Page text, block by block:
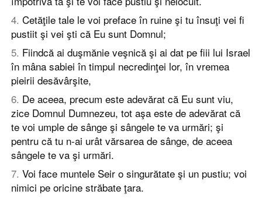
4. Cetăţile tale le voi preface în ruine şi tu însuţi vei fi
pustiit şi vei şti că Eu sunt Domnul;
5. Fiindcă ai duşmănie veşnică şi ai dat pe fiii lui Israel
în mâna sabiei în timpul necredinţei lor, în vremea
pieirii desăvârşite,
6. De aceea, precum este adevărat că Eu sunt viu,
zice Domnul Dumnezeu, tot aşa este de adevărat că
te voi umple de sânge şi sângele te va urmări; şi
pentru că tu n-ai urât vărsarea de sânge, de aceea
sângele te va şi urmări.
7. Voi face muntele Seir o singurătate şi un pustiu; voi
nimici pe oricine străbate ţara.